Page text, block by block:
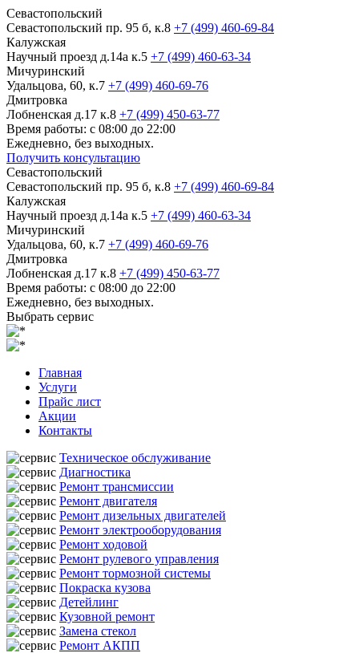
Севастопольский
Севастопольский пр. 95 б, к.8 +7 (499) 460-69-84
Калужская
Научный проезд д.14а к.5 +7 (499) 460-63-34
Мичуринский
Удальцова, 60, к.7 +7 (499) 460-69-76
Дмитровка
Лобненская д.17 к.8 +7 (499) 450-63-77
Время работы: с 08:00 до 22:00
Ежедневно, без выходных.
Получить консультацию
Севастопольский
Севастопольский пр. 95 б, к.8 +7 (499) 460-69-84
Калужская
Научный проезд д.14а к.5 +7 (499) 460-63-34
Мичуринский
Удальцова, 60, к.7 +7 (499) 460-69-76
Дмитровка
Лобненская д.17 к.8 +7 (499) 450-63-77
Время работы: с 08:00 до 22:00
Ежедневно, без выходных.
Выбрать сервис
Главная
Услуги
Прайс лист
Акции
Контакты
Техническое обслуживание
Диагностика
Ремонт трансмиссии
Ремонт двигателя
Ремонт дизельных двигателей
Ремонт электрооборудования
Ремонт ходовой
Ремонт рулевого управления
Ремонт тормозной системы
Покраска кузова
Детейлинг
Кузовной ремонт
Замена стекол
Ремонт АКПП